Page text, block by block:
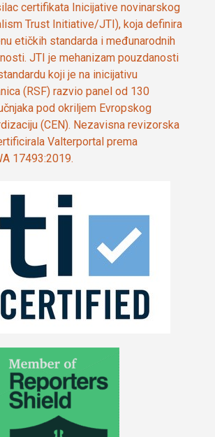
certifikata Inicijative novinarskog
Trust Initiative/JTI), koja definira
etičkih standarda i međunarodnih
JTI je mehanizam pouzdanosti
koji je na inicijativu
(RSF) razvio panel od 130
pod okriljem Evropskog
(CEN). Nezavisna revizorska
Valterportal prema
17493:2019.